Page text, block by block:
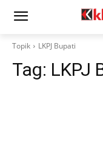
Topik LKPJ Bupati
Tag: LKPJ